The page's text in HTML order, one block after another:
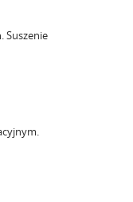
Suszenie
.